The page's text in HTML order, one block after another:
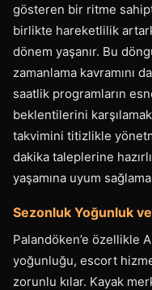
gösteren bir ritme
birlikte hareketlilik
dönem yaşanır. Bu
zamanlama kavramını
saatlik programların
beklentilerini
takvimini titizlikle
dakika taleplerine
yaşamına uyum
Sezonluk Yoğunluk
Palandöken’e özellikle
yoğunluğu, escort
zorunlu kılar. Kayak